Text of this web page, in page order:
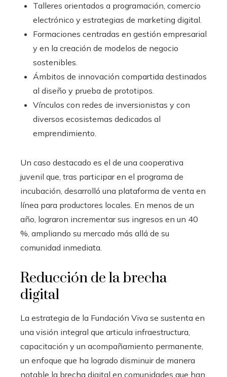
Talleres orientados a programación, comercio
electrónico y estrategias de marketing digital.
Formaciones centradas en gestión empresarial
y en la creación de modelos de negocio
sostenibles.
Ámbitos de innovación compartida destinados
al diseño y prueba de prototipos.
Vínculos con redes de inversionistas y con
diversos ecosistemas dedicados al
emprendimiento.
Un caso destacado es el de una cooperativa
juvenil que, tras participar en el programa de
incubación, desarrolló una plataforma de venta en
línea para productores locales. En menos de un
año, lograron incrementar sus ingresos en un 40
%, ampliando su mercado más allá de su
comunidad inmediata.
Reducción de la brecha
digital
La estrategia de la Fundación Viva se sustenta en
una visión integral que articula infraestructura,
capacitación y un acompañamiento permanente,
un enfoque que ha logrado disminuir de manera
notable la brecha digital en comunidades que han